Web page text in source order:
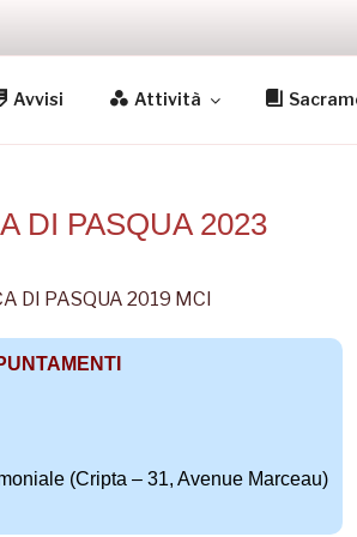
Avvisi Attività
DI PASQUA 2023
(Cripta – 31, Avenue Marceau)